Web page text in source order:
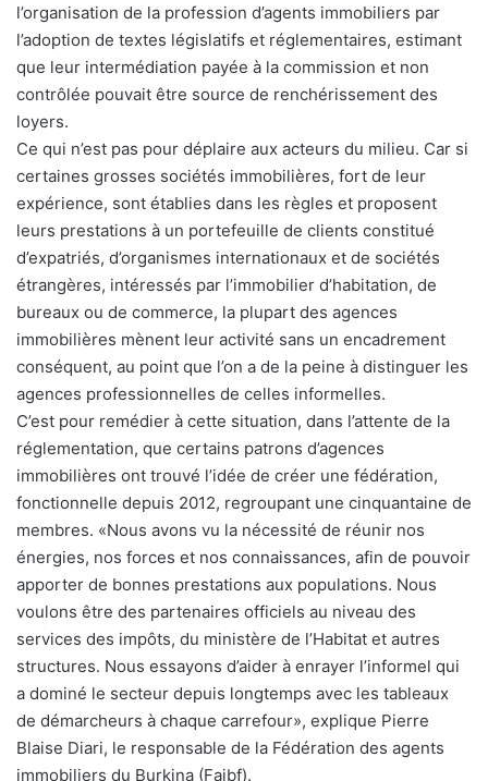
l’organisation de la profession d’agents immobiliers par
l’adoption de textes législatifs et réglementaires, estimant
que leur intermédiation payée à la commission et non
contrôlée pouvait être source de renchérissement des
loyers.
Ce qui n’est pas pour déplaire aux acteurs du milieu. Car si
certaines grosses sociétés immobilières, fort de leur
expérience, sont établies dans les règles et proposent
leurs prestations à un portefeuille de clients constitué
d’expatriés, d’organismes internationaux et de sociétés
étrangères, intéressés par l’immobilier d’habitation, de
bureaux ou de commerce, la plupart des agences
immobilières mènent leur activité sans un encadrement
conséquent, au point que l’on a de la peine à distinguer les
agences professionnelles de celles informelles.
C’est pour remédier à cette situation, dans l’attente de la
réglementation, que certains patrons d’agences
immobilières ont trouvé l’idée de créer une fédération,
fonctionnelle depuis 2012, regroupant une cinquantaine de
membres. «Nous avons vu la nécessité de réunir nos
énergies, nos forces et nos connaissances, afin de pouvoir
apporter de bonnes prestations aux populations. Nous
voulons être des partenaires officiels au niveau des
services des impôts, du ministère de l’Habitat et autres
structures. Nous essayons d’aider à enrayer l’informel qui
a dominé le secteur depuis longtemps avec les tableaux
de démarcheurs à chaque carrefour», explique Pierre
Blaise Diari, le responsable de la Fédération des agents
immobiliers du Burkina (Faibf).